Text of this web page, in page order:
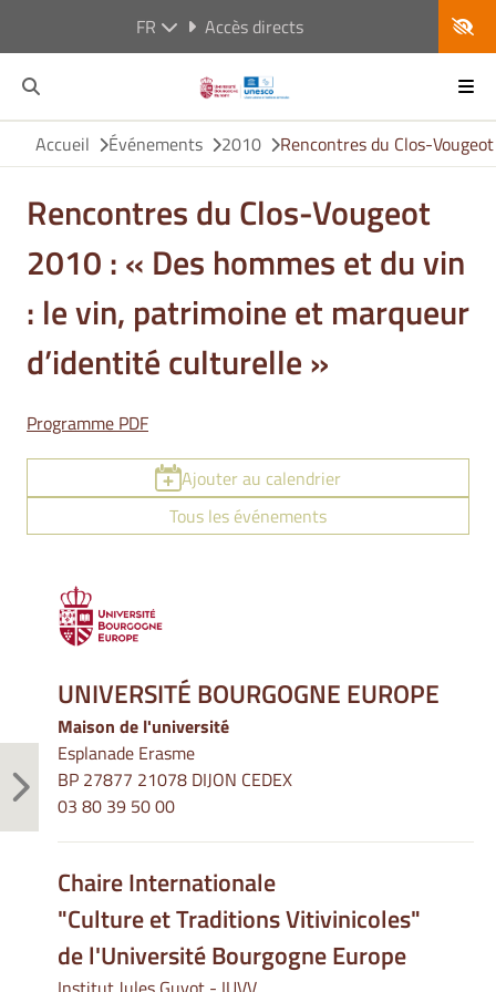
FR Accès directs
Accueil Événements 2010 Rencontres du Clos-
Rencontres du Clos-Vougeot
2010 : « Des hommes et du vin
: le vin, patrimoine et marqueur
d’identité culturelle »
Programme PDF
Ajouter au calendrier
Tous les événements
UNIVERSITÉ BOURGOGNE EUROPE
Maison de l'université
Esplanade Erasme
BP 27877 21078 DIJON CEDEX
03 80 39 50 00
Chaire Internationale
"Culture et Traditions Vitivinicoles"
de l'Université Bourgogne Europe